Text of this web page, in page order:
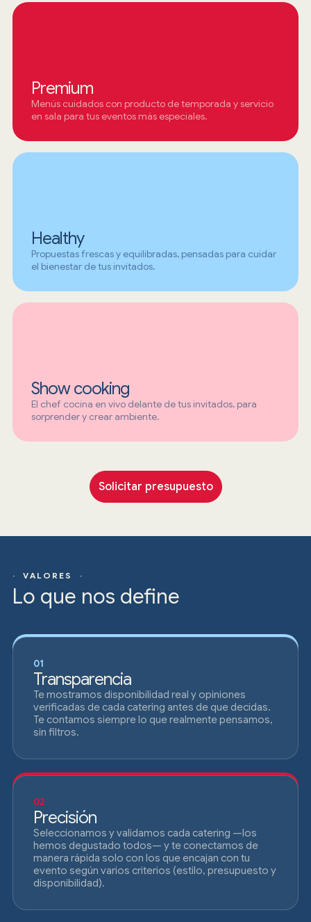
Premium
Menús cuidados con producto de temporada y servicio
en sala para tus eventos más especiales.
Healthy
Propuestas frescas y equilibradas, pensadas para cuidar
el bienestar de tus invitados.
Show cooking
El chef cocina en vivo delante de tus invitados, para
sorprender y crear ambiente.
Solicitar presupuesto
· VALORES ·
Lo que nos define
01
Transparencia
Te mostramos disponibilidad real y opiniones
verificadas de cada catering antes de que decidas.
Te contamos siempre lo que realmente pensamos,
sin filtros.
02
Precisión
Seleccionamos y validamos cada catering —los
hemos degustado todos— y te conectamos de
manera rápida solo con los que encajan con tu
evento según varios criterios (estilo, presupuesto y
disponibilidad).